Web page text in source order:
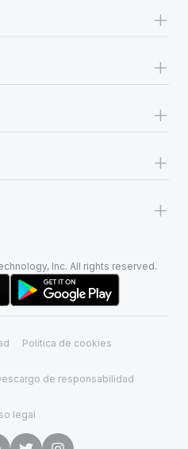
+
+
+
+
+
Inc. All rights reserved.
Política de cookies
de responsabilidad
legal